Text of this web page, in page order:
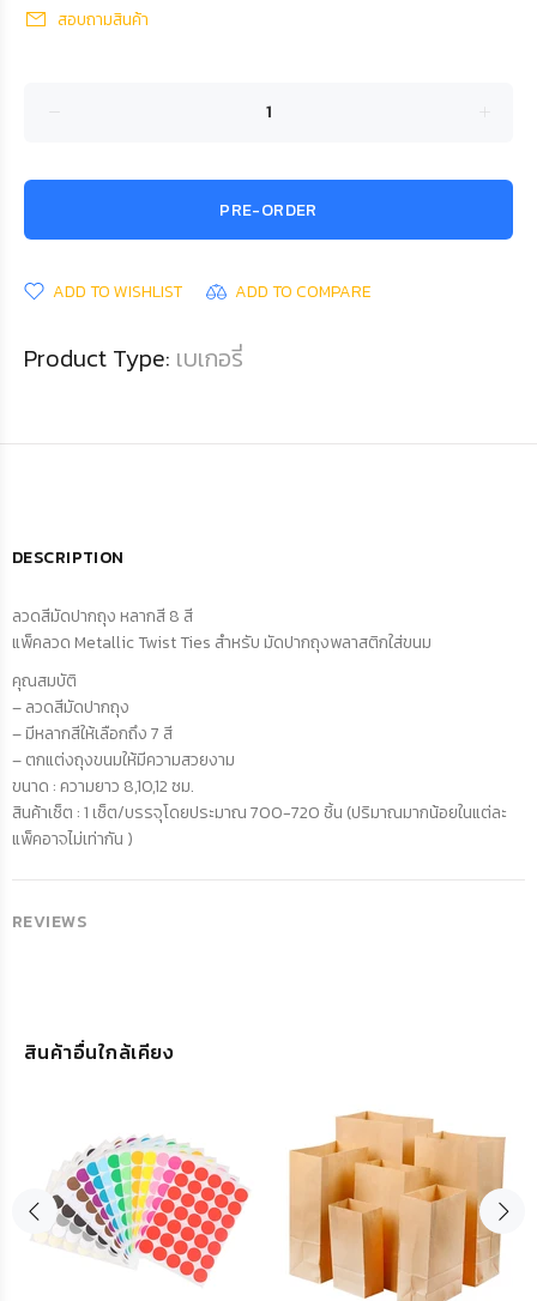
สอบถามสินค้า
PRE-ORDER
ADD TO WISHLIST ADD TO COMPARE
Product Type: เบเกอรี่
DESCRIPTION
ลวดสีมัดปากถุง หลากสี 8 สี
แพ็คลวด Metallic Twist Ties สำหรับ มัดปากถุงพลาสติกใส่ขนม
คุณสมบัติ
– ลวดสีมัดปากถุง
– มีหลากสีให้เลือกถึง 7 สี
– ตกแต่งถุงขนมให้มีความสวยงาม
ขนาด : ความยาว 8,10,12 ซม.
สินค้าเซ็ต : 1 เซ็ต/บรรจุโดยประมาณ 700-720 ชิ้น (ปริมาณมากน้อยในแต่ละ
แพ็คอาจไม่เท่ากัน )
REVIEWS
สินค้าอื่นใกล้เคียง